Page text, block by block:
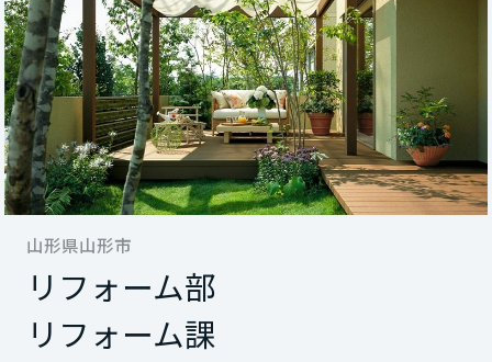
商品ラインアップ
デザイン
テクノロジー（住まいの性能）
建築事例・建築実例
デザイナーズギャラリー
インテリア
住まいづくりガイド
個人のお客さま
賃貸住宅
賃貸併用住宅
店舗・各種施設
土地活用モデルルーム見学
土地活用実例
リフォーム
戸建て・マンション
ミサワリフォームとは
リフォームの流れ
リフォームメニュー
リフォーム事例
まちづくり
複合開発・投資開発
複合開発事業（ASMACI-アスマチ-）
再開発・官民連携事業
オーナーサポート
サポートメニュー
住まいるりんぐ（ロングサポート）
企 業・IR情報
企業・IR
展示場・ イベント情報
山形県山形市
リフォーム部
リフォーム課
北海道
北海道
東北
青森県
岩手県